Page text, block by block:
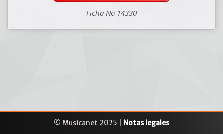
Ficha No 14330
© Musicanet 2025 | Notas legales